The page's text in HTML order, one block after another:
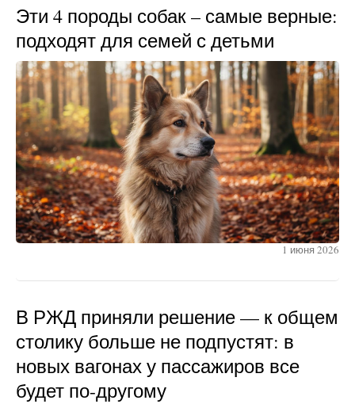
Эти 4 породы собак – самые верные:
подходят для семей с детьми
1 июня 2026
В РЖД приняли решение — к общем
столику больше не подпустят: в
новых вагонах у пассажиров все
будет по-другому